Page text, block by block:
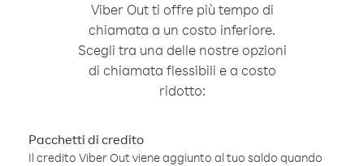
Viber Out ti offre più tempo di
chiamata a un costo inferiore.
Scegli tra una delle nostre opzioni
di chiamata flessibili e a costo
ridotto:
Pacchetti di credito
Il credito Viber Out viene aggiunto al tuo saldo quando